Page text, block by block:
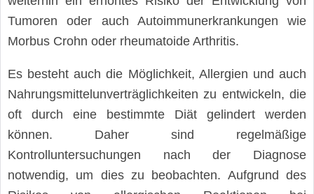
Tumoren oder auch Autoimmunerkrankungen wie
Morbus Crohn oder rheumatoide Arthritis.
Es besteht auch die Möglichkeit, Allergien und auch
Nahrungsmittelunverträglichkeiten zu entwickeln, die
oft durch eine bestimmte Diät gelindert werden
können. Daher sind regelmäßige
Kontrolluntersuchungen nach der Diagnose
notwendig, um dies zu beobachten. Aufgrund des